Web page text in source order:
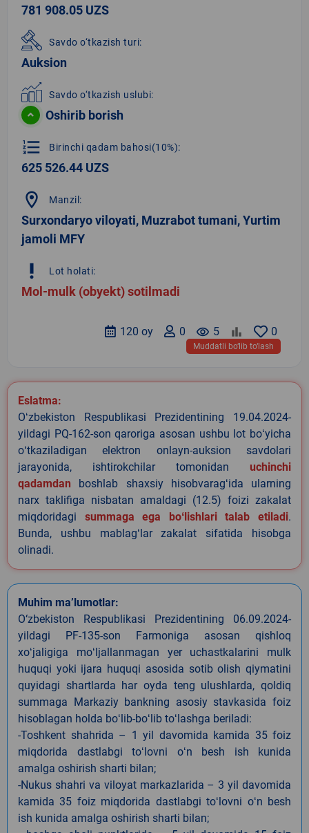
781 908.05 UZS
Savdo o‘tkazish turi:
Auksion
Savdo o‘tkazish uslubi:
Oshirib borish
format_list_numbered Birinchi qadam bahosi(10%):
625 526.44 UZS
location_on Manzil:
Surxondaryo viloyati, Muzrabot tumani, Yurtim
jamoli MFY
priority_high Lot holati:
Mol-mulk (obyekt) sotilmadi
0
remove_red_eye 5
0
120 oy
Muddatli bo‘lib to‘lash
Eslatma:
Oʻzbekiston Respublikasi Prezidentining 19.04.2024-
yildagi PQ-162-son qaroriga asosan ushbu lot boʻyicha
oʻtkaziladigan elektron onlayn-auksion savdolari
jarayonida, ishtirokchilar tomonidan uchinchi
qadamdan boshlab shaxsiy hisobvaragʻida ularning
narx taklifiga nisbatan amaldagi (12.5) foizi zakalat
miqdoridagi summaga ega boʻlishlari talab etiladi.
Bunda, ushbu mablagʻlar zakalat sifatida hisobga
olinadi.
Muhim ma’lumotlar:
O‘zbekiston Respublikasi Prezidentining 06.09.2024-
yildagi PF-135-son Farmoniga asosan qishloq
xoʻjaligiga moʻljallanmagan yer uchastkalarini mulk
huquqi yoki ijara huquqi asosida sotib olish qiymatini
quyidagi shartlarda har oyda teng ulushlarda, qoldiq
summaga Markaziy bankning asosiy stavkasida foiz
hisoblagan holda boʻlib-boʻlib toʻlashga beriladi:
-Toshkent shahrida – 1 yil davomida kamida 35 foiz
miqdorida dastlabgi toʻlovni oʻn besh ish kunida
amalga oshirish sharti bilan;
-Nukus shahri va viloyat markazlarida – 3 yil davomida
kamida 35 foiz miqdorida dastlabgi toʻlovni oʻn besh
ish kunida amalga oshirish sharti bilan;